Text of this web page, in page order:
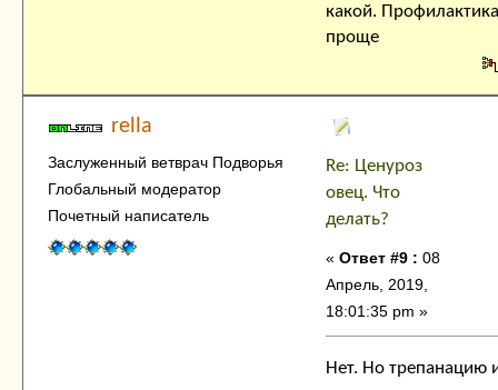
какой. Профилактика
проще
rella
Заслуженный ветврач Подворья
Глобальный модератор
Почетный написатель
Re: Ценуроз
овец. Что
делать?
« Ответ #9 : 08
Апрель, 2019,
18:01:35 pm »
Нет. Но трепанацию